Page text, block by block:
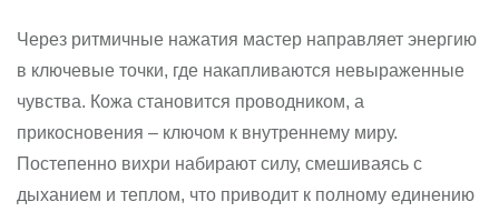
Через ритмичные нажатия мастер направляет энергию
в ключевые точки, где накапливаются невыраженные
чувства. Кожа становится проводником, а
прикосновения – ключом к внутреннему миру.
Постепенно вихри набирают силу, смешиваясь с
дыханием и теплом, что приводит к полному единению